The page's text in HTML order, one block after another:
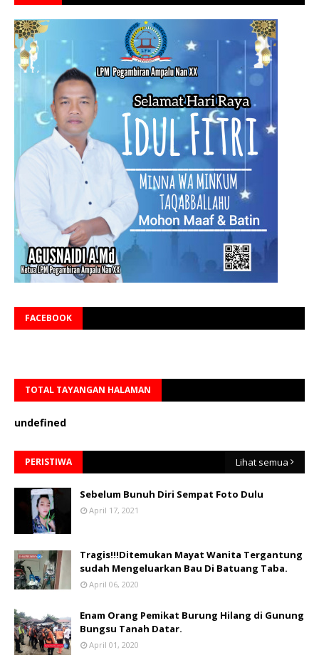
FACEBOOK
TOTAL TAYANGAN HALAMAN
undefned
PERISTIWA Lihat semua
Sebelum Bunuh Diri Sempat Foto Dulu
April 17, 2021
Tragis!!!Ditemukan Mayat Wanita Tergantung
sudah Mengeluarkan Bau Di Batuang Taba.
April 06, 2020
Enam Orang Pemikat Burung Hilang di Gunung
Bungsu Tanah Datar.
April 01, 2020